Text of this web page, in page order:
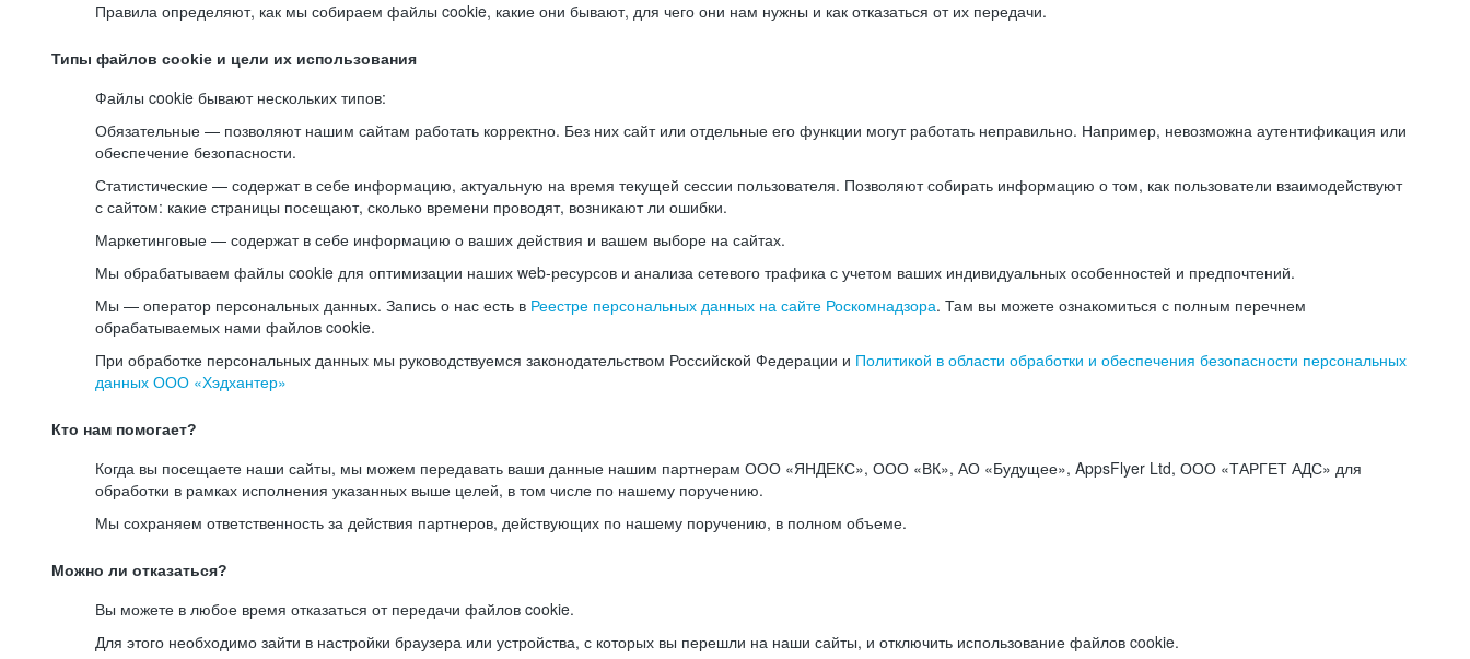
Правила определяют, как мы собираем файлы cookie, какие они бывают, для чего они нам нужны и как отказаться от их передачи.
Типы файлов cookie и цели их использования
Файлы cookie бывают нескольких типов:
Обязательные — позволяют нашим сайтам работать корректно. Без них сайт или отдельные его функции могут работать неправильно. Например, невозможна аутентификация или
обеспечение безопасности.
Статистические — содержат в себе информацию, актуальную на время текущей сессии пользователя. Позволяют собирать информацию о том, как пользователи взаимодействуют
с сайтом: какие страницы посещают, сколько времени проводят, возникают ли ошибки.
Маркетинговые — содержат в себе информацию о ваших действия и вашем выборе на сайтах.
Мы обрабатываем файлы cookie для оптимизации наших web-ресурсов и анализа сетевого трафика с учетом ваших индивидуальных особенностей и предпочтений.
Мы — оператор персональных данных. Запись о нас есть в Реестре персональных данных на сайте Роскомнадзора. Там вы можете ознакомиться с полным перечнем
обрабатываемых нами файлов cookie.
При обработке персональных данных мы руководствуемся законодательством Российской Федерации и Политикой в области обработки и обеспечения безопасности персональных
данных ООО «Хэдхантер»
Кто нам помогает?
Когда вы посещаете наши сайты, мы можем передавать ваши данные нашим партнерам ООО «ЯНДЕКС», ООО «ВК», АО «Будущее», AppsFlyer Ltd, ООО «ТАРГЕТ АДС» для
обработки в рамках исполнения указанных выше целей, в том числе по нашему поручению.
Мы сохраняем ответственность за действия партнеров, действующих по нашему поручению, в полном объеме.
Можно ли отказаться?
Вы можете в любое время отказаться от передачи файлов cookie.
Для этого необходимо зайти в настройки браузера или устройства, с которых вы перешли на наши сайты, и отключить использование файлов cookie.